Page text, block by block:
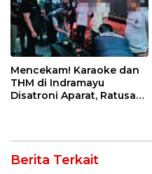
Mencekam! Karaoke dan
THM di Indramayu
Disatroni Aparat, Ratusan
Berita Terkait